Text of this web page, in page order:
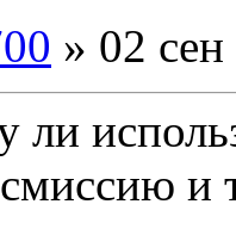
» 02
ли